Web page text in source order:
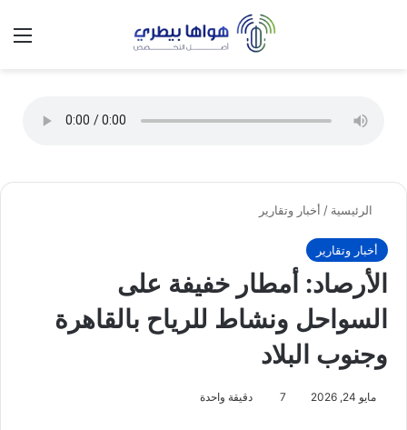
الوضع
الرئيسية / أخبار وتقارير
أخبار وتقارير
الأرصاد: أمطار خفيفة على
السواحل ونشاط للرياح بالقاهرة
وجنوب البلاد
مايو 24, 2026 7 دقيقة واحدة